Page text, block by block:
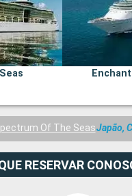
Of The SeasJapão,
RESERVAR